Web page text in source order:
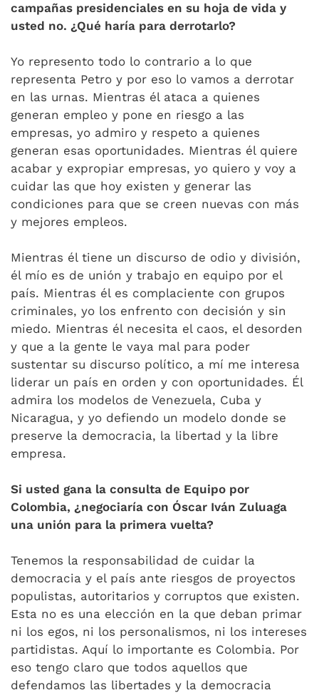
campañas presidenciales en su hoja de vida y
usted no. ¿Qué haría para derrotarlo?
Yo represento todo lo contrario a lo que
representa Petro y por eso lo vamos a derrotar
en las urnas. Mientras él ataca a quienes
generan empleo y pone en riesgo a las
empresas, yo admiro y respeto a quienes
generan esas oportunidades. Mientras él quiere
acabar y expropiar empresas, yo quiero y voy a
cuidar las que hoy existen y generar las
condiciones para que se creen nuevas con más
y mejores empleos.
Mientras él tiene un discurso de odio y división,
él mío es de unión y trabajo en equipo por el
país. Mientras él es complaciente con grupos
criminales, yo los enfrento con decisión y sin
miedo. Mientras él necesita el caos, el desorden
y que a la gente le vaya mal para poder
sustentar su discurso político, a mí me interesa
liderar un país en orden y con oportunidades. Él
admira los modelos de Venezuela, Cuba y
Nicaragua, y yo defiendo un modelo donde se
preserve la democracia, la libertad y la libre
empresa.
Si usted gana la consulta de Equipo por
Colombia, ¿negociaría con Óscar Iván Zuluaga
una unión para la primera vuelta?
Tenemos la responsabilidad de cuidar la
democracia y el país ante riesgos de proyectos
populistas, autoritarios y corruptos que existen.
Esta no es una elección en la que deban primar
ni los egos, ni los personalismos, ni los intereses
partidistas. Aquí lo importante es Colombia. Por
eso tengo claro que todos aquellos que
defendamos las libertades y la democracia